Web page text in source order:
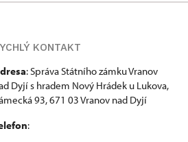
KONTAKT
: Správa Státního zámku Vranov
Dyjí s hradem Nový Hrádek u Lukova,
93, 671 03 Vranov nad Dyjí
: